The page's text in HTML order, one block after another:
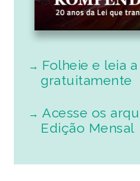
Folheie e leia
gratuitamente
Acesse os
Edição Mensal